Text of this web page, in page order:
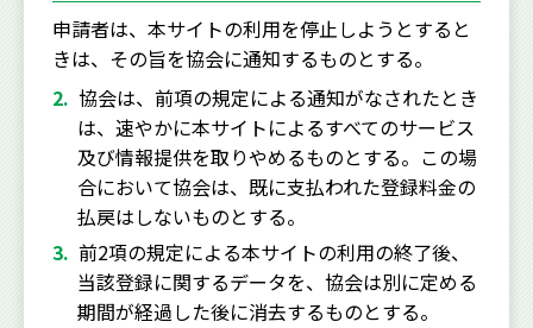
申請者は、本サイトの利用を停止しようとすると
きは、その旨を協会に通知するものとする。
協会は、前項の規定による通知がなされたとき
は、速やかに本サイトによるすべてのサービス
及び情報提供を取りやめるものとする。この場
合において協会は、既に支払われた登録料金の
払戻はしないものとする。
前2項の規定による本サイトの利用の終了後、
当該登録に関するデータを、協会は別に定める
期間が経過した後に消去するものとする。